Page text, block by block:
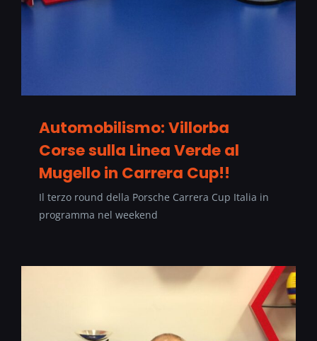
Automobilismo: Villorba
Corse sulla Linea Verde al
Mugello in Carrera Cup!!
Il terzo round della Porsche Carrera Cup Italia in
programma nel weekend